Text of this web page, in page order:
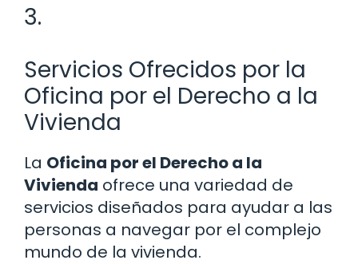
3.
Servicios Ofrecidos por la
Oficina por el Derecho a la
Vivienda
La Oficina por el Derecho a la
Vivienda ofrece una variedad de
servicios diseñados para ayudar a las
personas a navegar por el complejo
mundo de la vivienda.